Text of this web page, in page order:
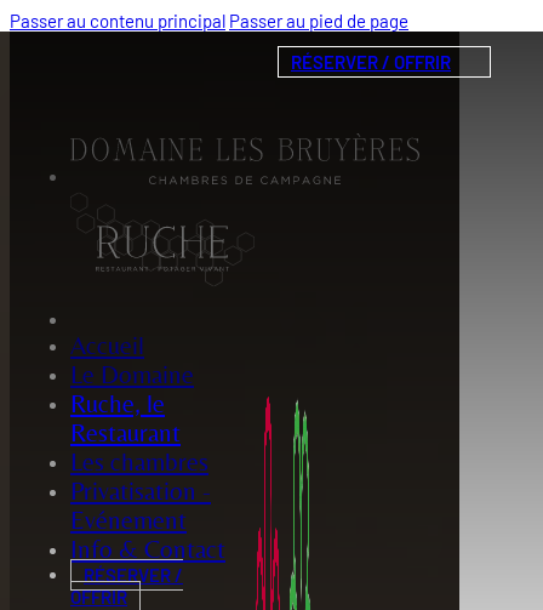
Passer au contenu principal Passer au pied de page
Accueil
Le Domaine
Ruche, le
Restaurant
Les chambres
Privatisation -
Evénement
Info & Contact
RÉSERVER /
OFFRIR
RÉSERVER / OFFRIR